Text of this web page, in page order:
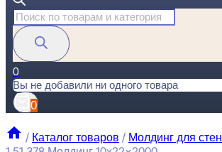
Поиск
товаров
0
Вы не добавили ни одного товара
0
/ Каталог товаров / Молдинг для стен